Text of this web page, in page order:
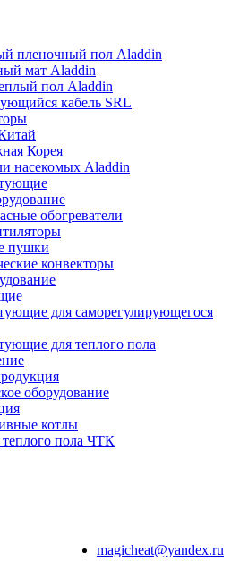
пленочный пол Aladdin
мат Aladdin
пол Aladdin
кабель SRL
Корея
насекомых Aladdin
обогреватели
пушки
конвекторы
для саморегулирующегося
для теплого пола
оборудование
котлы
теплого пола ЧТК
magicheat@yandex.ru